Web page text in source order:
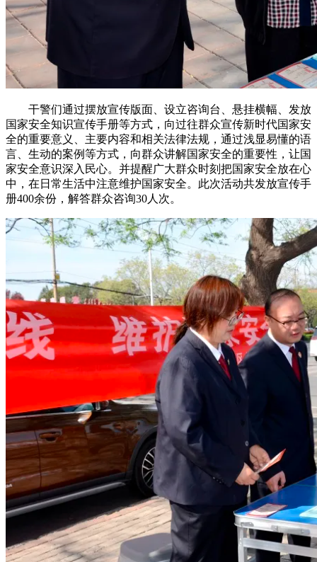
干警们通过摆放宣传版面、设立咨询台、悬挂横幅、发放
国家安全知识宣传手册等方式，向过往群众宣传新时代国家安
全的重要意义、主要内容和相关法律法规，通过浅显易懂的语
言、生动的案例等方式，向群众讲解国家安全的重要性，让国
家安全意识深入民心。并提醒广大群众时刻把国家安全放在心
中，在日常生活中注意维护国家安全。此次活动共发放宣传手
册400余份，解答群众咨询30人次。